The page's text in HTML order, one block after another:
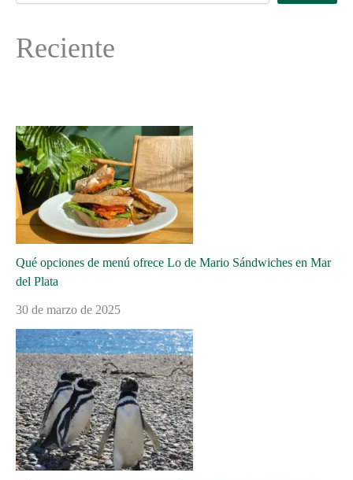
Reciente
Qué opciones de menú ofrece Lo de Mario Sándwiches en Mar
del Plata
30 de marzo de 2025